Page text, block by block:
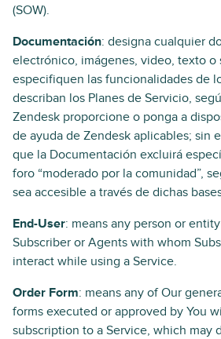
(SOW).
Documentación: designa cualquier
electrónico, imágenes, video, texto o
especifiquen las funcionalidades de
describan los Planes de Servicio,
Zendesk proporcione o ponga a
de ayuda de Zendesk aplicables; sin
que la Documentación excluirá
foro “moderado por la comunidad”,
sea accesible a través de dichas
End-User: means any person or
Subscriber or Agents with whom
interact while using a Service.
Order Form: means any of Our
forms executed or approved by You
subscription to a Service, which may